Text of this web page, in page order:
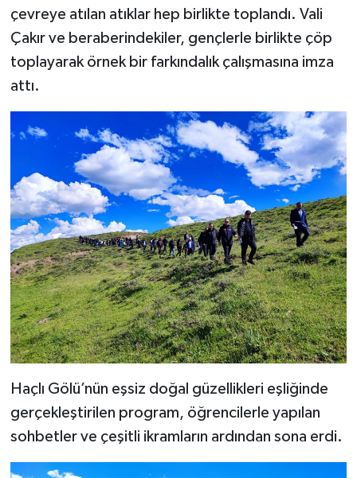
çevreye atılan atıklar hep birlikte toplandı. Vali
Çakır ve beraberindekiler, gençlerle birlikte çöp
toplayarak örnek bir farkındalık çalışmasına imza
attı.
Haçlı Gölü’nün eşsiz doğal güzellikleri eşliğinde
gerçekleştirilen program, öğrencilerle yapılan
sohbetler ve çeşitli ikramların ardından sona erdi.